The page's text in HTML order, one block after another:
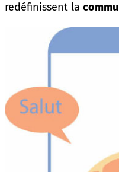
redéfinissent la